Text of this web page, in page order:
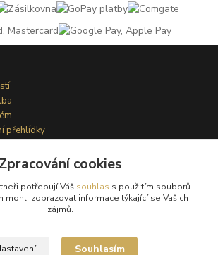
přehlídky
rozhraní
Zpracování cookies
potřebují Váš souhlas s použitím souborů
mohli zobrazovat informace týkající se Vašich
zájmů.
Souhlasím